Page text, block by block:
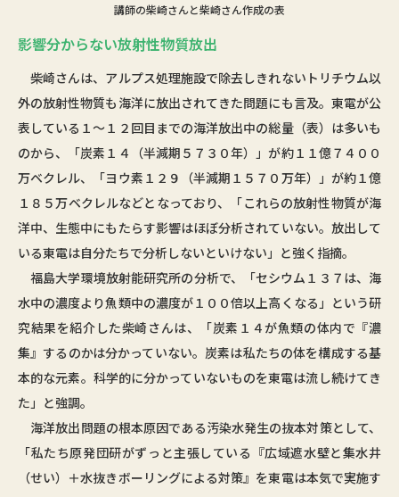
講師の柴崎さんと柴崎さん作成の表
影響分からない放射性物質放出
柴崎さんは、アルプス処理施設で除去しきれないトリチウム以
外の放射性物質も海洋に放出されてきた問題にも言及。東電が公
表している１～１２回目までの海洋放出中の総量（表）は多いも
のから、「炭素１４（半減期５７３０年）」が約１１億７４００
万ベクレル、「ヨウ素１２９（半減期１５７０万年）」が約１億
１８５万ベクレルなどとなっており、「これらの放射性物質が海
洋中、生態中にもたらす影響はほぼ分析されていない。放出して
いる東電は自分たちで分析しないといけない」と強く指摘。
福島大学環境放射能研究所の分析で、「セシウム１３７は、海
水中の濃度より魚類中の濃度が１００倍以上高くなる」という研
究結果を紹介した柴崎さんは、「炭素１４が魚類の体内で『濃
集』するのかは分かっていない。炭素は私たちの体を構成する基
本的な元素。科学的に分かっていないものを東電は流し続けてき
た」と強調。
海洋放出問題の根本原因である汚染水発生の抜本対策として、
「私たち原発団研がずっと主張している『広域遮水壁と集水井
（せい）＋水抜きボーリングによる対策』を東電は本気で実施す